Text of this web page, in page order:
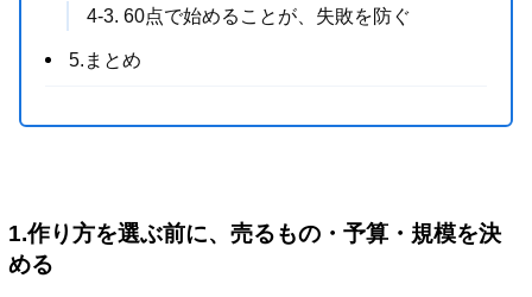
4-3. 60点で始めることが、失敗を防ぐ
5.まとめ
1.作り方を選ぶ前に、売るもの・予算・規模を決
める